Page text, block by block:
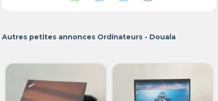
Autres petites annonces Ordinateurs - Douala